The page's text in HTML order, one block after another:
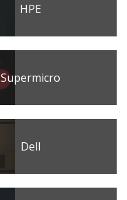
HPE
Supermicro
Dell